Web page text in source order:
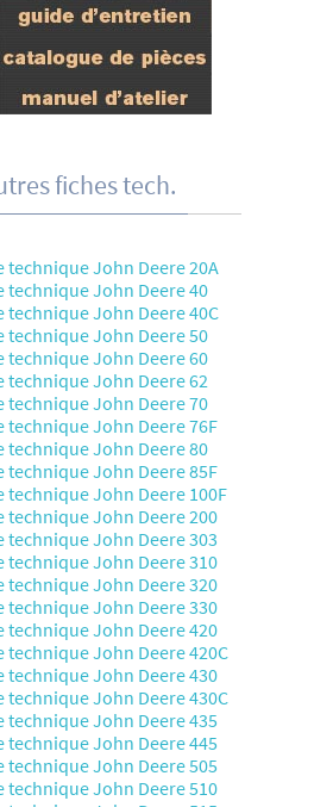
fiches tech.
technique John Deere 20A
technique John Deere 40
technique John Deere 40C
technique John Deere 50
technique John Deere 60
technique John Deere 62
technique John Deere 70
technique John Deere 76F
technique John Deere 80
technique John Deere 85F
technique John Deere 100F
technique John Deere 200
technique John Deere 303
technique John Deere 310
technique John Deere 320
technique John Deere 330
technique John Deere 420
technique John Deere 420C
technique John Deere 430
technique John Deere 430C
technique John Deere 435
technique John Deere 445
technique John Deere 505
technique John Deere 510